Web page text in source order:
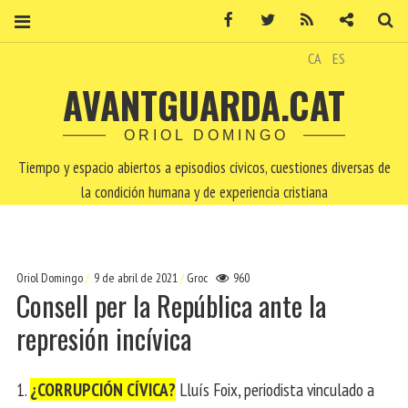
CA ES
AVANTGUARDA.CAT
ORIOL DOMINGO
Tiempo y espacio abiertos a episodios cívicos, cuestiones diversas de
la condición humana y de experiencia cristiana
Oriol Domingo 9 de abril de 2021 Groc 960
Consell per la República ante la
represión incívica
1. ¿CORRUPCIÓN CÍVICA? Lluís Foix, periodista vinculado a
Facebook Twitter Contacto